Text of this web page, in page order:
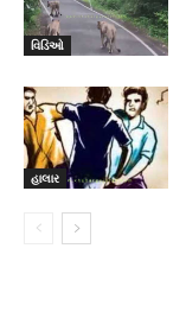
વિડિઓ
હાલાર